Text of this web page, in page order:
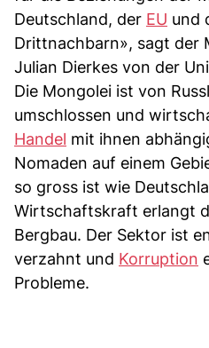
Deutschland, der EU und
Drittnachbarn», sagt der
Julian Dierkes von der
Die Mongolei ist von
umschlossen und
Handel mit ihnen
Nomaden auf einem
so gross ist wie
Wirtschaftskraft erlangt
Bergbau. Der Sektor ist
verzahnt und Korruption
Probleme.